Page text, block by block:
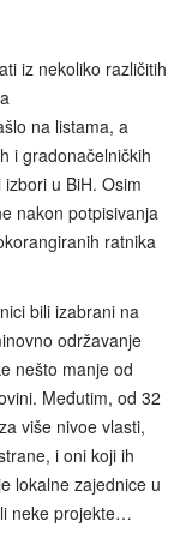
iz nekoliko različitih
na listama, a
i gradonačelničkih
u BiH. Osim
nakon potpisivanja
ratnika
bili izabrani na
održavanje
nešto manje od
Međutim, od 32
više nivoe vlasti,
i oni koji ih
lokalne zajednice u
neke projekte…